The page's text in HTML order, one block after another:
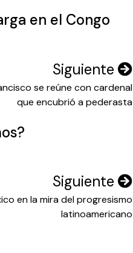
en el Congo
Siguiente
se reúne con cardenal
que encubrió a pederasta
Siguiente
en la mira del progresismo
latinoamericano